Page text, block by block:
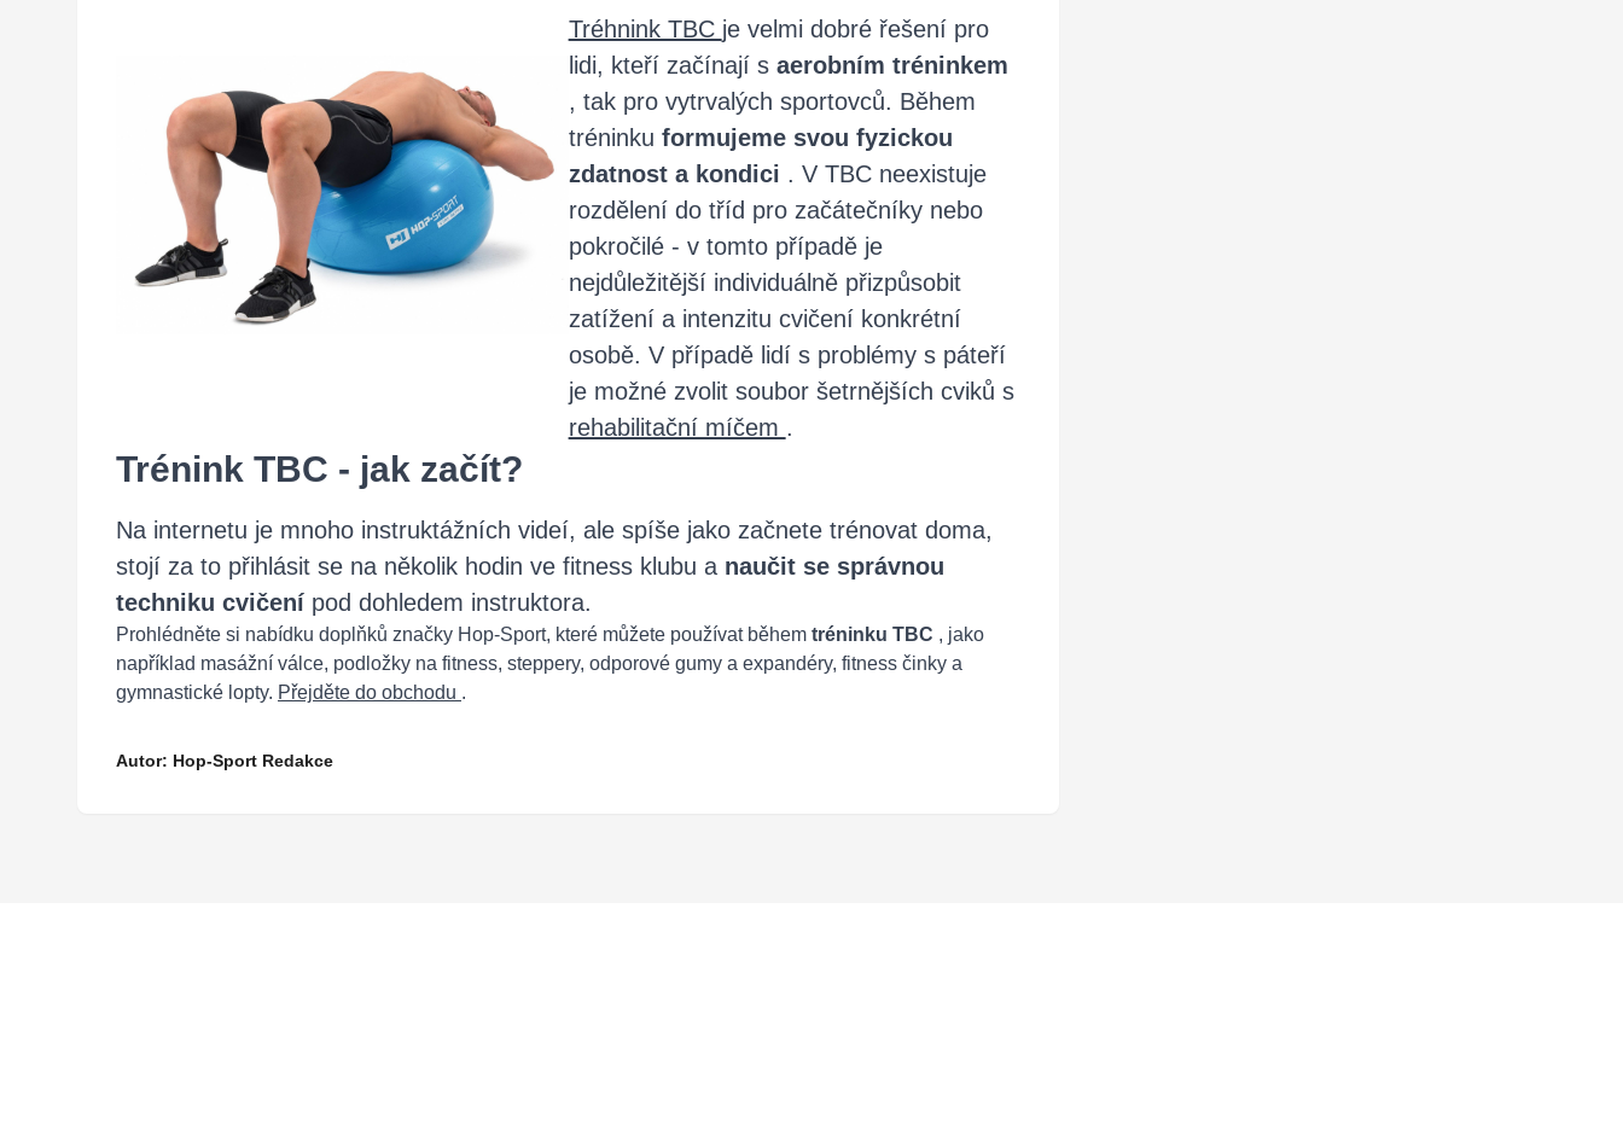
Tréhnink TBC je velmi dobré řešení pro
lidi, kteří začínají s aerobním tréninkem
, tak pro vytrvalých sportovců. Během
tréninku formujeme svou fyzickou
zdatnost a kondici . V TBC neexistuje
rozdělení do tříd pro začátečníky nebo
pokročilé - v tomto případě je
nejdůležitější individuálně přizpůsobit
zatížení a intenzitu cvičení konkrétní
osobě. V případě lidí s problémy s páteří
je možné zvolit soubor šetrnějších cviků s
rehabilitační míčem .
Trénink TBC - jak začít?
Na internetu je mnoho instruktážních videí, ale spíše jako začnete trénovat doma,
stojí za to přihlásit se na několik hodin ve fitness klubu a naučit se správnou
techniku cvičení pod dohledem instruktora.
Prohlédněte si nabídku doplňků značky Hop-Sport, které můžete používat během tréninku TBC , jako
například masážní válce, podložky na fitness, steppery, odporové gumy a expandéry, fitness činky a
gymnastické lopty. Přejděte do obchodu .
Autor: Hop-Sport Redakce